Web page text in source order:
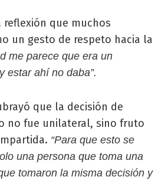
reflexión que muchos
un gesto de respeto hacia la
me parece que era un
estar ahí no daba”.
que la decisión de
no fue unilateral, sino fruto
“Para que esto se
una persona que toma una
tomaron la misma decisión y